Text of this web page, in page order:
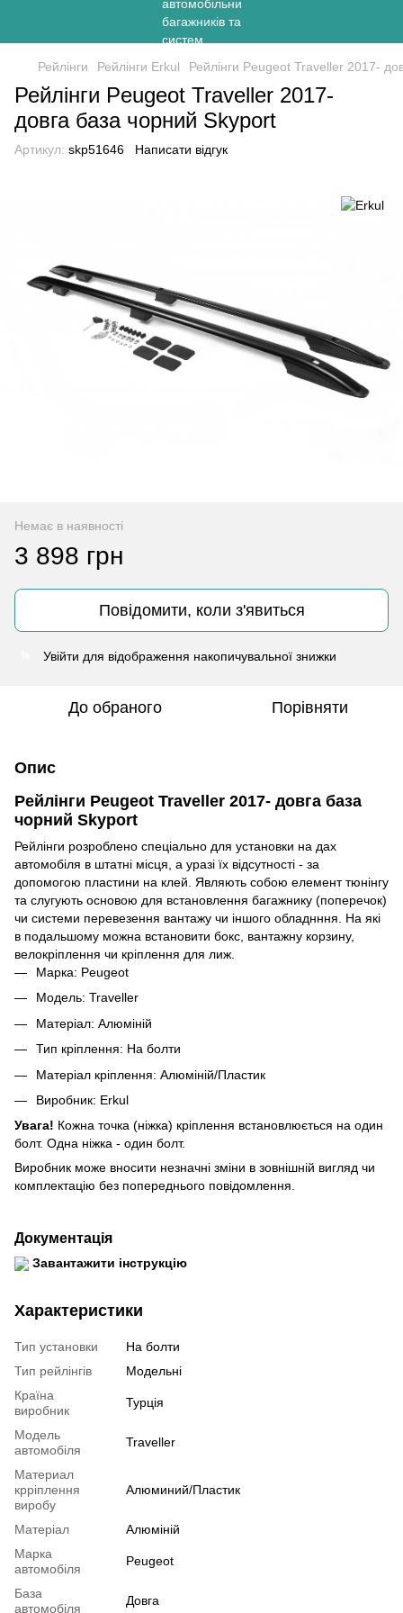
Рейлінги Рейлінги Erkul Рейлінги Peugeot Traveller 2017-
Рейлінги Peugeot Traveller 2017-
довга база чорний Skyport
Артикул: skp51646 Написати відгук
Немає в наявності
3 898 грн
Повідомити, коли з'явиться
Увійти для відображення накопичувальної знижки
До обраного Порівняти
Опис
Рейлінги Peugeot Traveller 2017- довга база
чорний Skyport
Рейлінги розроблено спеціально для установки на дах
автомобіля в штатні місця, а уразі їх відсутності - за
допомогою пластини на клей. Являють собою елемент тюнінгу
та слугують основою для встановлення багажнику (поперечок)
чи системи перевезення вантажу чи іншого обладнння. На які
в подальшому можна встановити бокс, вантажну корзину,
велокріплення чи кріплення для лиж.
Марка: Peugeot
Модель: Traveller
Матеріал: Алюміній
Тип кріплення: На болти
Матеріал кріплення: Алюміній/Пластик
Виробник: Erkul
Увага! Кожна точка (ніжка) кріплення встановлюється на один
болт. Одна ніжка - один болт.
Виробник може вносити незначні зміни в зовнішній вигляд чи
комплектацію без попереднього повідомлення.
Документація
Завантажити інструкцію
Характеристики
Тип установки
На болти
Тип рейлінгів
Модельні
Країна
виробник
Турція
Модель
автомобіля
Traveller
Материал
крріплення
виробу
Алюминий/Пластик
Матеріал
Алюміній
Марка
автомобіля
Peugeot
База
автомобіля
Довга